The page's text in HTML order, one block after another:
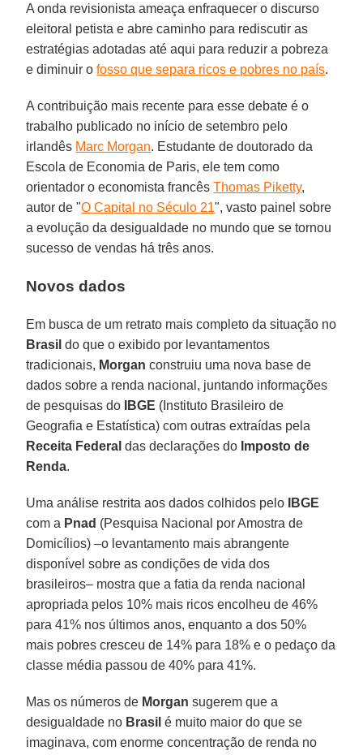
A onda revisionista ameaça enfraquecer o discurso
eleitoral petista e abre caminho para rediscutir as
estratégias adotadas até aqui para reduzir a pobreza
e diminuir ofosso que separa ricos e pobres no país.
A contribuição mais recente para esse debate é o
trabalho publicado no início de setembro pelo
irlandês Marc Morgan. Estudante de doutorado da
Escola de Economia de Paris, ele tem como
orientador o economista francêsThomas Piketty,
autor de "O Capital no Século 21", vasto painel sobre
a evolução da desigualdade no mundo que se tornou
sucesso de vendas há três anos.
Novos dados
Em busca de um retrato mais completo da situação no
Brasil do que o exibido por levantamentos
tradicionais, Morgan construiu uma nova base de
dados sobre a renda nacional, juntando informações
de pesquisas do
IBGE (Instituto Brasileiro de
Geografia e Estatística) com outras extraídas pela
Receita Federal das declarações do Imposto de
Renda.
Uma análise restrita aos dados colhidos pelo
IBGE
com a Pnad (Pesquisa Nacional por Amostra de
Domicílios) –o levantamento mais abrangente
disponível sobre as condições de vida dos
brasileiros– mostra que a fatia da renda nacional
apropriada pelos 10% mais ricos encolheu de 46%
para 41% nos últimos anos, enquanto a dos 50%
mais pobres cresceu de 14% para 18% e o pedaço da
classe média passou de 40% para 41%.
Mas os números de Morgan sugerem que a
desigualdade no Brasil é muito maior do que se
imaginava, com enorme concentração de renda no